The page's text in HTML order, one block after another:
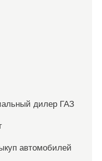
дилер ГАЗ
автомобилей